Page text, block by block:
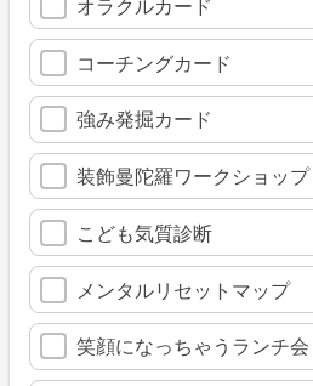
コーチングカード
強み発掘カード
装飾曼陀羅ワークショップ
こども気質診断
メンタルリセットマップ
笑顔になっちゃうランチ